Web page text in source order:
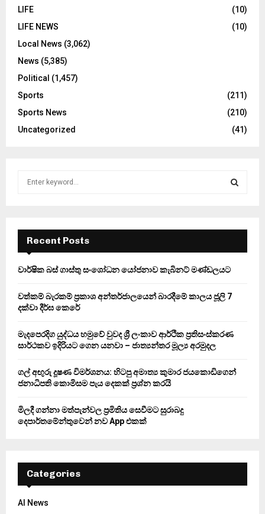
LIFE
(10)
LIFE NEWS
(10)
Local News (3,062)
News (5,385)
Political (1,457)
Sports
(211)
Sports News
(210)
Uncategorized
(41)
f
r
E
A
Recent Posts
වාර්ෂික බස් ගාස්තු සංශෝධන යෝජනාව කැබිනට් මණ්ඩලයට
වත්කම් බැරකම් ප්‍රකාශ අන්තර්ජාලයෙන් බාරදීමේ කාලය ජූලි 7
දක්වා දීර්ඝ කෙරේ
මැදපෙරදිග යුද්ධය හමුවේ වුවද ශ්‍රී ලංකාව ආර්ථික ප්‍රතිසංස්කරණ
සාර්ථකව ඉදිරියට ගෙන යනවා – ජාත්‍යන්තර මූල්‍ය අරමුදල
ගල් අඟුරු දූෂණ විමර්ශනය: හිටපු අමාත්‍ය කුමාර ජයකොඩිගෙන්
ජනාධිපති කොමිසම පැය දෙකක් ප්‍රශ්න කරයි
මිලදී ගන්නා මත්පැන්වල ප්‍රමිතිය සෙවීමට සුරාබදු
දෙපාර්තමේන්තුවෙන් නව App එකක්
Categories
AI News